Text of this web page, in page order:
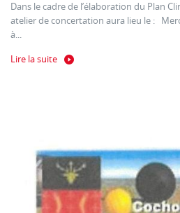
Dans le cadre de l’élaboration du Plan
atelier de concertation aura lieu le :
à...
Lire la suite